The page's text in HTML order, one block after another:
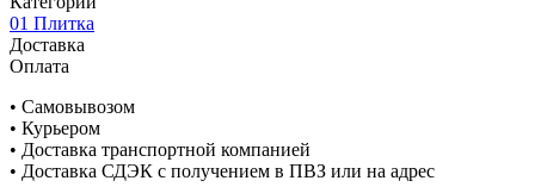
01 Плитка
Доставка
Оплата
• Самовывозом
• Курьером
• Доставка транспортной компанией
• Доставка СДЭК с получением в ПВЗ или на адрес